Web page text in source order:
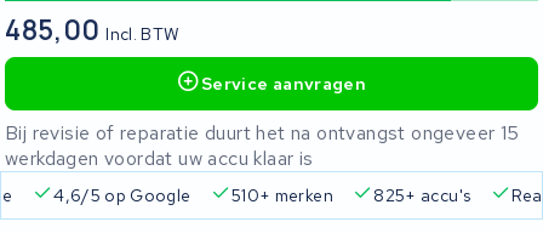
485,00Incl. BTW
Service aanvragen
Bij revisie of reparatie duurt het na ontvangst ongeveer 15
werkdagen voordat uw accu klaar is
4,6/5 op Google 510+ merken 825+ accu's